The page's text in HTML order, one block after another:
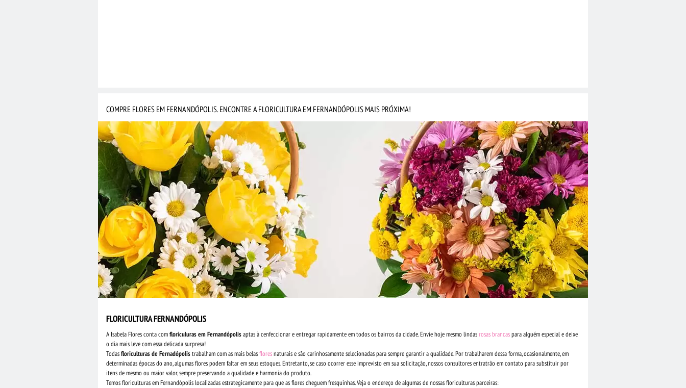
COMPRE FLORES EM FERNANDÓPOLIS. ENCONTRE A FLORICULTURA EM FERNANDÓPOLIS MAIS PRÓXIMA!
FLORICULTURA FERNANDÓPOLIS
A Isabela Flores conta comfloriculuras em Fernandópolisaptas à cenfeccionar e entregar rapidamente em todos os bairros da cidade. Envie hoje mesmo lindasrosas brancaspara alguém especial e deixe
o dia mais leve com essa delicada surpresa!
Todasfloriculturas de Fernadópolistrabalham com as mais belasfloresnaturais e são carinhosamente selecionadas para sempre garantir a qualidade. Por trabalharem dessa forma, ocasionalmente, em
determinadas épocas do ano, algumas flores podem faltar em seus estoques. Entretanto, se caso ocorrer esse imprevisto em sua solicitação, nossos consultores entratrão em contato para substituir por
itens de mesmo ou maior valor, sempre preservando a qualidade e harmonia do produto.
Temos floriculturas em Fernandópolis localizadas estrategicamente para que as flores cheguem fresquinhas. Veja o endereço de algumas de nossas floriculturas parceiras: